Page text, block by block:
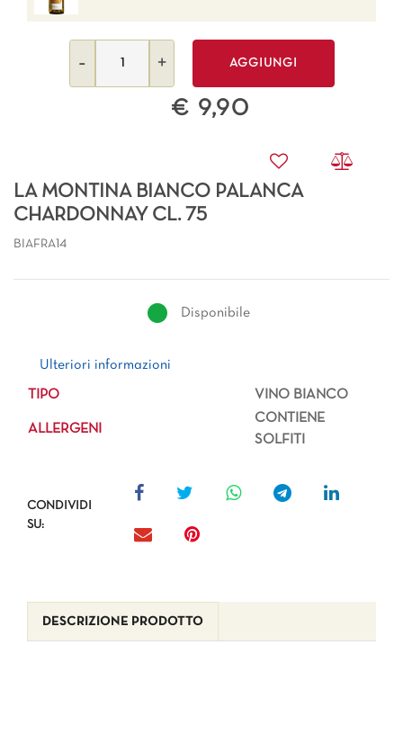
AGGIUNGI
€ 9,90
LA MONTINA BIANCO PALANCA
CHARDONNAY CL. 75
BIAFRA14
Disponibile
Ulteriori informazioni
Ulteriori informazioni
TIPO VINO BIANCO
ALLERGENI
CONTIENE
SOLFITI
CONDIVIDI
SU:
DESCRIZIONE PRODOTTO